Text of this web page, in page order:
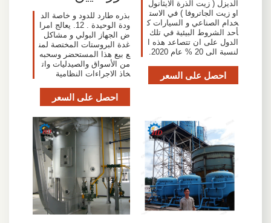
الديزل ( زيت الذرة الايثانول
او زيت الجاتروفا ) في الاست
خدام الصناعي و السيارات ك
أحد الشروط البيئية في تلك
الدول على ان تتصاعد هذه ا
لنسبة الى 20 % عام 2020.
احصل على السعر
بذره طارد للدود و خاصة الد
ودة الوحيدة . 12. يعالج امرا
ض الجهاز البولي و مشاكل
غدة البروستات المختصة لمن
ع بيع هذا المستحضر وسحبه
من الأسواق والصيدليات وات
خاذ الاجراءات النظامية
احصل على السعر